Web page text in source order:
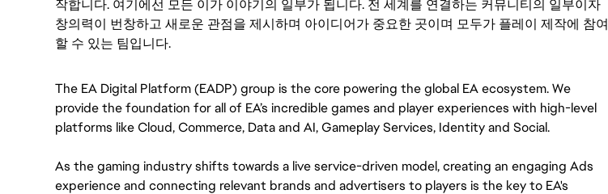
작합니다. 여기에선 모든 이가 이야기의 일부가 됩니다. 전 세계를 연결하는 커뮤니티의 일부이자
창의력이 번창하고 새로운 관점을 제시하며 아이디어가 중요한 곳이며 모두가 플레이 제작에 참여
할 수 있는 팀입니다.
The EA Digital Platform (EADP) group is the core powering the global EA ecosystem. We
provide the foundation for all of EA’s incredible games and player experiences with high-level
platforms like Cloud, Commerce, Data and AI, Gameplay Services, Identity and Social.
As the gaming industry shifts towards a live service-driven model, creating an engaging Ads
experience and connecting relevant brands and advertisers to players is the key to EA's